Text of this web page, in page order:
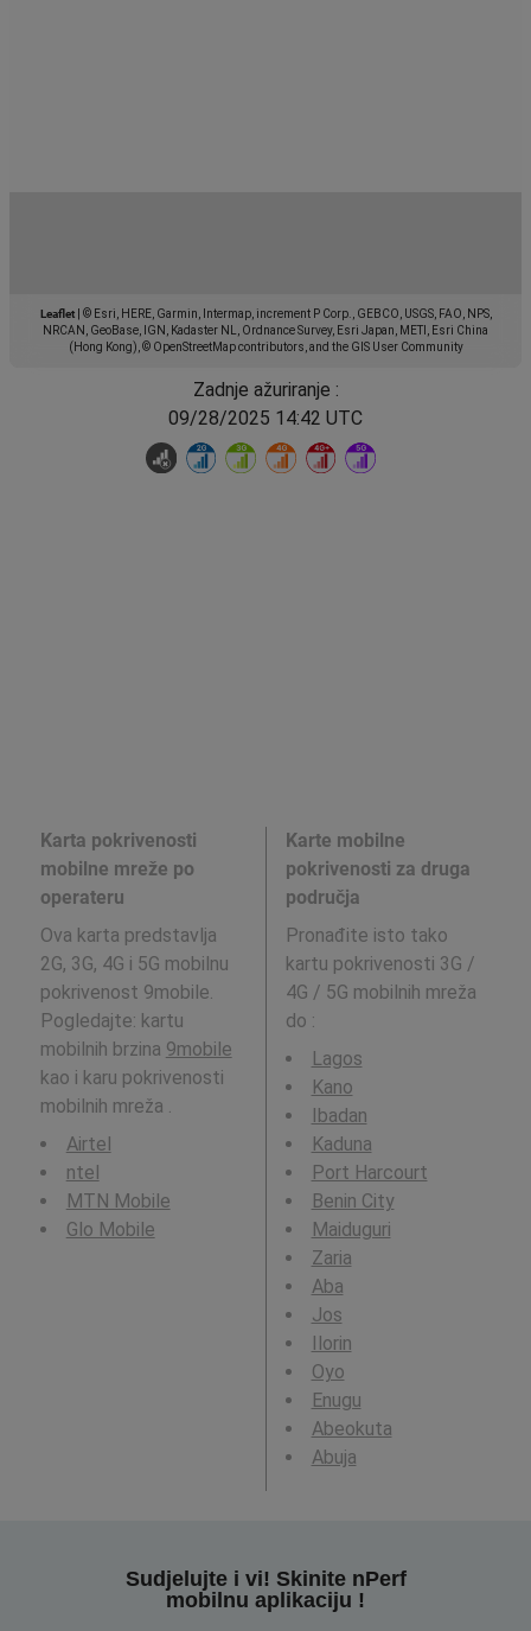
Leaflet
© Esri, HERE, Garmin, Intermap, increment P Corp., GEBCO, USGS, FAO, NPS,
NRCAN, GeoBase, IGN, Kadaster NL, Ordnance Survey, Esri Japan, METI, Esri China
(Hong Kong), © OpenStreetMap contributors, and the GIS User Community
Zadnje ažuriranje :
09/28/2025 14:42 UTC
Karta pokrivenosti
mobilne mreže po
operateru
Ova karta predstavlja
2G, 3G, 4G i 5G mobilnu
pokrivenost 9mobile.
Pogledajte: kartu
mobilnih brzina 9mobile
kao i karu pokrivenosti
mobilnih mreža .
Airtel
ntel
MTN Mobile
Glo Mobile
Karte mobilne
pokrivenosti za druga
područja
Pronađite isto tako
kartu pokrivenosti 3G /
4G / 5G mobilnih mreža
do :
Lagos
Kano
Ibadan
Kaduna
Port Harcourt
Benin City
Maiduguri
Zaria
Aba
Jos
Ilorin
Oyo
Enugu
Abeokuta
Abuja
Sudjelujte i vi! Skinite nPerf
mobilnu aplikaciju !